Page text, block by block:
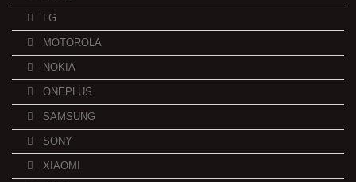
LG
MOTOROLA
NOKIA
ONEPLUS
SAMSUNG
SONY
XIAOMI